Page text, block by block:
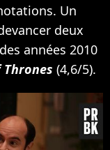
Un
deux
années 2010
Thrones (4,6/5).